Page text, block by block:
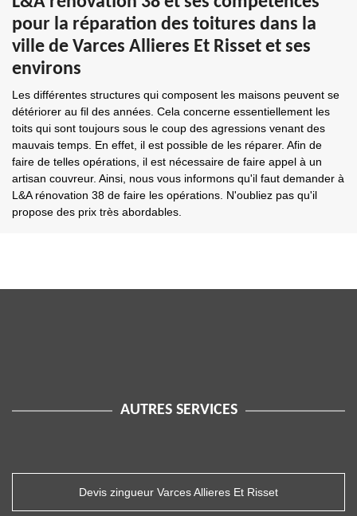
pour la réparation des toitures dans la
ville de Varces Allieres Et Risset et ses
environs
Les différentes structures qui composent les maisons peuvent se
détériorer au fil des années. Cela concerne essentiellement les
toits qui sont toujours sous le coup des agressions venant des
mauvais temps. En effet, il est possible de les réparer. Afin de
faire de telles opérations, il est nécessaire de faire appel à un
artisan couvreur. Ainsi, nous vous informons qu'il faut demander à
L&A rénovation 38 de faire les opérations. N'oubliez pas qu'il
propose des prix très abordables.
AUTRES SERVICES
Devis zingueur Varces Allieres Et Risset